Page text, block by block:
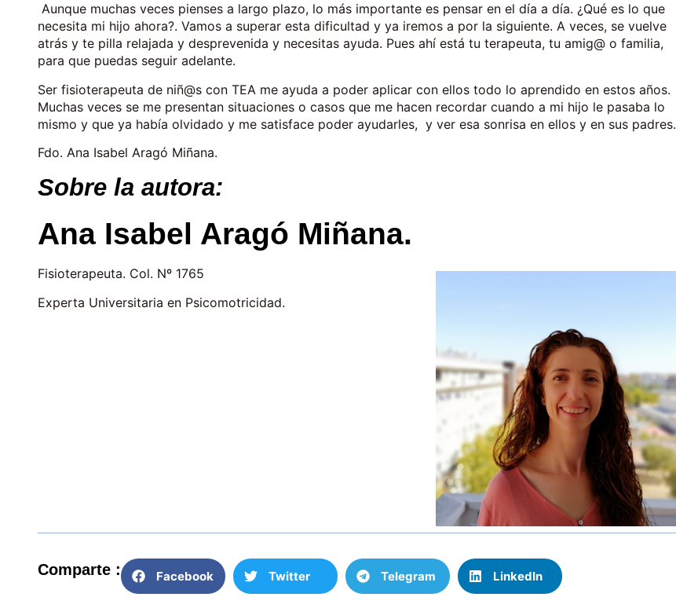
Aunque muchas veces pienses a largo plazo, lo más importante es pensar en el día a día. ¿Qué es lo que
necesita mi hijo ahora?. Vamos a superar esta dificultad y ya iremos a por la siguiente. A veces, se vuelve
atrás y te pilla relajada y desprevenida y necesitas ayuda. Pues ahí está tu terapeuta, tu amig@ o familia,
para que puedas seguir adelante.
Ser fisioterapeuta de niñ@s con TEA me ayuda a poder aplicar con ellos todo lo aprendido en estos años.
Muchas veces se me presentan situaciones o casos que me hacen recordar cuando a mi hijo le pasaba lo
mismo y que ya había olvidado y me satisface poder ayudarles, y ver esa sonrisa en ellos y en sus padres.
Fdo. Ana Isabel Aragó Miñana.
Sobre la autora:
Ana Isabel Aragó Miñana.
Fisioterapeuta. Col. Nº 1765
Experta Universitaria en Psicomotricidad.
Comparte : Facebook Twitter Telegram LinkedIn